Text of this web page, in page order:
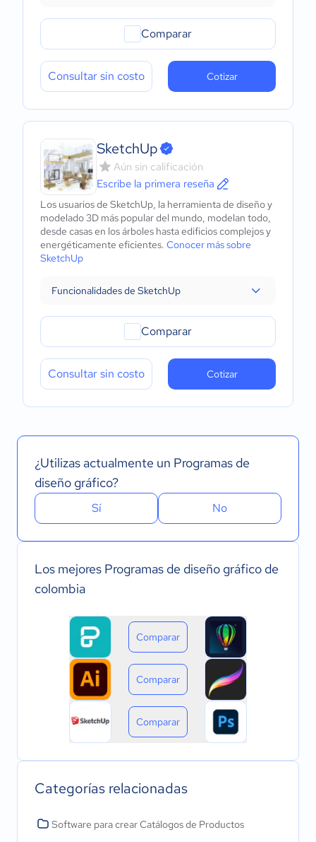
Comparar
Consultar sin costo Cotizar
SketchUp
Aún sin calificación
Escribe la primera reseña
Los usuarios de SketchUp, la herramienta de diseño y
modelado 3D más popular del mundo, modelan todo,
desde casas en los árboles hasta edificios complejos y
energéticamente eficientes. Conocer más sobre
SketchUp
Funcionalidades de SketchUp
Comparar
Consultar sin costo Cotizar
¿Utilizas actualmente un Programas de
diseño gráfico?
Sí No
Los mejores Programas de diseño gráfico de
colombia
Comparar
Comparar
Comparar
Categorías relacionadas
Software para crear Catálogos de Productos